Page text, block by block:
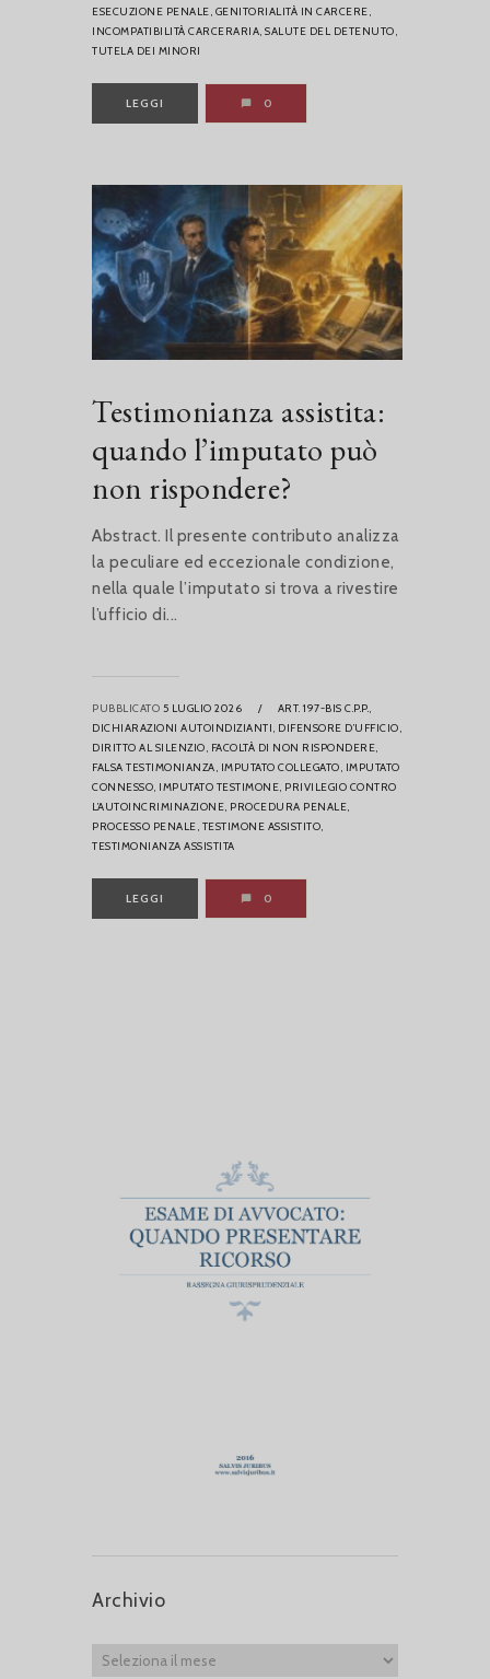
ESECUZIONE PENALE, GENITORIALITÀ IN CARCERE,
INCOMPATIBILITÀ CARCERARIA, SALUTE DEL DETENUTO,
TUTELA DEI MINORI
LEGGI 0
Testimonianza assistita:
quando l’imputato può
non rispondere?
Abstract. Il presente contributo analizza
la peculiare ed eccezionale condizione,
nella quale l’imputato si trova a rivestire
l’ufficio di...
PUBBLICATO 5 LUGLIO 2026 /
ART. 197-BIS C.P.P.,
DICHIARAZIONI AUTOINDIZIANTI, DIFENSORE D’UFFICIO,
DIRITTO AL SILENZIO, FACOLTÀ DI NON RISPONDERE,
FALSA TESTIMONIANZA, IMPUTATO COLLEGATO, IMPUTATO
CONNESSO, IMPUTATO TESTIMONE, PRIVILEGIO CONTRO
L’AUTOINCRIMINAZIONE, PROCEDURA PENALE,
PROCESSO PENALE, TESTIMONE ASSISTITO,
TESTIMONIANZA ASSISTITA
LEGGI 0
Archivio